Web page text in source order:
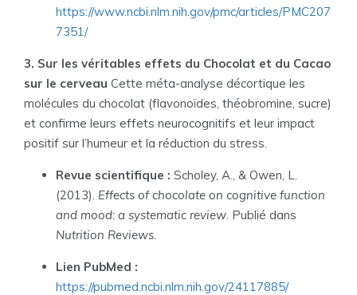
https://www.ncbi.nlm.nih.gov/pmc/articles/PMC207
7351/
3. Sur les véritables effets du Chocolat et du Cacao
sur le cerveau Cette méta-analyse décortique les
molécules du chocolat (flavonoïdes, théobromine, sucre)
et confirme leurs effets neurocognitifs et leur impact
positif sur l’humeur et la réduction du stress.
Revue scientifique : Scholey, A., & Owen, L.
(2013). Effects of chocolate on cognitive function
and mood: a systematic review. Publié dans
Nutrition Reviews.
Lien PubMed :
https://pubmed.ncbi.nlm.nih.gov/24117885/